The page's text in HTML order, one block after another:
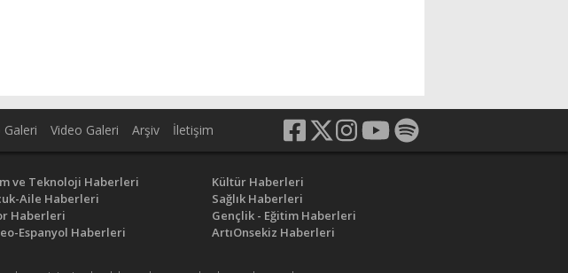
Galeri Video Galeri Arşiv İletişim
ve Teknoloji Haberleri
Aile Haberleri
Haberleri
Espanyol Haberleri
Kültür Haberleri
Sağlık Haberleri
Gençlik - Eğitim Haberleri
ArtıOnsekiz Haberleri